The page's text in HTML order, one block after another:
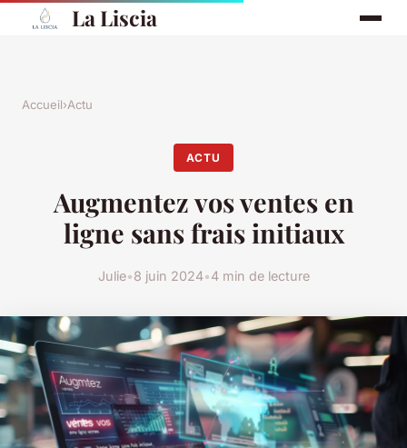
La Liscia
Accueil›Actu
ACTU
Augmentez vos ventes en
ligne sans frais initiaux
Julie•8 juin 2024•4 min de lecture